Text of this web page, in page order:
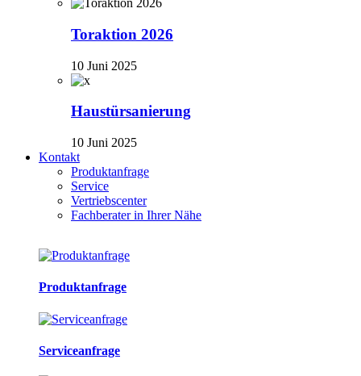
Toraktion 2026
10 Juni 2025
Haustürsanierung
10 Juni 2025
Kontakt
Produktanfrage
Service
Vertriebscenter
Fachberater in Ihrer Nähe
Produktanfrage
Serviceanfrage